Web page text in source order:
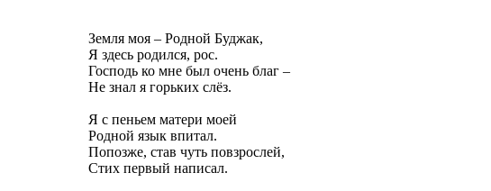
Земля моя – Родной Буджак,
Я здесь родился, рос.
Господь ко мне был очень благ –
Не знал я горьких слёз.
Я с пеньем матери моей
Родной язык впитал.
Попозже, став чуть повзрослей,
Стих первый написал.